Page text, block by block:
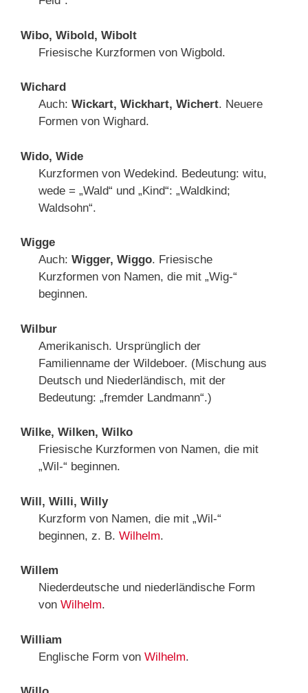
Wibo, Wibold, Wibolt
Friesische Kurzformen von Wigbold.
Wichard
Auch: Wickart, Wickhart, Wichert. Neuere
Formen von Wighard.
Wido, Wide
Kurzformen von Wedekind. Bedeutung: witu,
wede = „Wald“ und „Kind“: „Waldkind;
Waldsohn“.
Wigge
Auch: Wigger, Wiggo. Friesische
Kurzformen von Namen, die mit „Wig-“
beginnen.
Wilbur
Amerikanisch. Ursprünglich der
Familienname der Wildeboer. (Mischung aus
Deutsch und Niederländisch, mit der
Bedeutung: „fremder Landmann“.)
Wilke, Wilken, Wilko
Friesische Kurzformen von Namen, die mit
„Wil-“ beginnen.
Will, Willi, Willy
Kurzform von Namen, die mit „Wil-“
beginnen, z. B. Wilhelm.
Willem
Niederdeutsche und niederländische Form
von Wilhelm.
William
Englische Form von Wilhelm.